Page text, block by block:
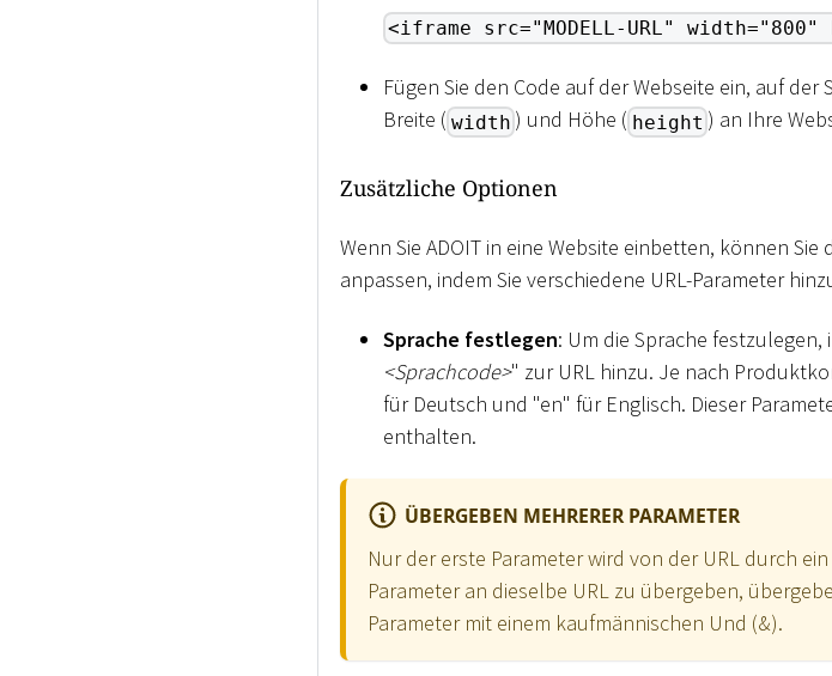
<iframe src="MODELL-URL"
Fügen Sie den Code auf der Webseite ein, auf
Breite ( width ) und Höhe ( height ) an Ihre
Zusätzliche Optionen
Wenn Sie ADOIT in eine Website einbetten, können
anpassen, indem Sie verschiedene URL-Parameter
Sprache festlegen: Um die Sprache festzulegen,
<Sprachcode>" zur URL hinzu. Je nach
für Deutsch und "en" für Englisch. Dieser
enthalten.
ÜBERGEBEN MEHRERER PARAMETER
Nur der erste Parameter wird von der URL durch
Parameter an dieselbe URL zu übergeben,
Parameter mit einem kaufmännischen Und (&).